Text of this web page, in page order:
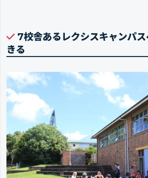
7校舎あるレクシスキャンパ
きる